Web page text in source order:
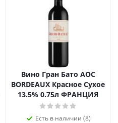
Вино Гран Бато AOC
BORDEAUX Красное Сухое
13.5% 0.75л ФРАНЦИЯ
Есть в наличии (8)